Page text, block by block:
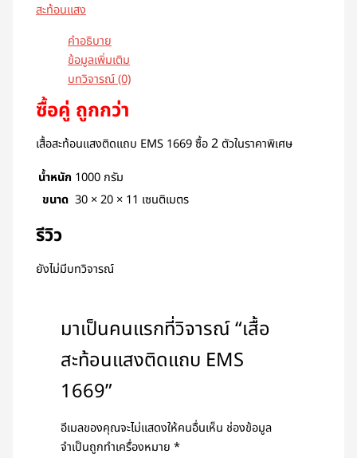
สะท้อนแสง
คำอธิบาย
ข้อมูลเพิ่มเติม
บทวิจารณ์ (0)
ซื้อคู่ ถูกกว่า
เสื้อสะท้อนแสงติดแถบ EMS 1669 ซื้อ2 ตัวในราคาพิเศษ
น้ำหนัก 1000 กรัม
ขนาด 30 × 20 × 11 เซนติเมตร
รีวิว
ยังไม่มีบทวิจารณ์
มาเป็นคนแรกที่วิจารณ์ “เสื้อ
สะท้อนแสงติดแถบ EMS
1669”
อีเมลของคุณจะไม่แสดงให้คนอื่นเห็น ช่องข้อมูล
จำเป็นถูกทำเครื่องหมาย*